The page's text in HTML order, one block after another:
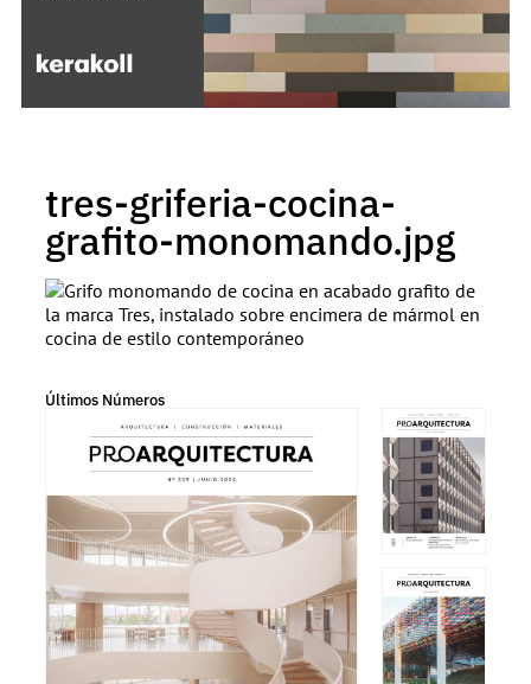
tres-griferia-cocina-
grafito-monomando.jpg
Últimos Números